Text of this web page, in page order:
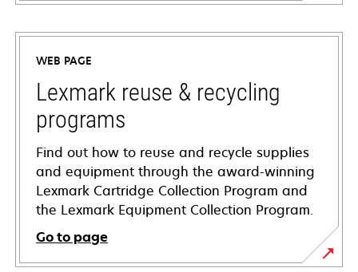
opens
in
new
tab
WEB PAGE
Lexmark reuse & recycling
programs
Find out how to reuse and recycle supplies
and equipment through the award-winning
Lexmark Cartridge Collection Program and
the Lexmark Equipment Collection Program.
Go to page